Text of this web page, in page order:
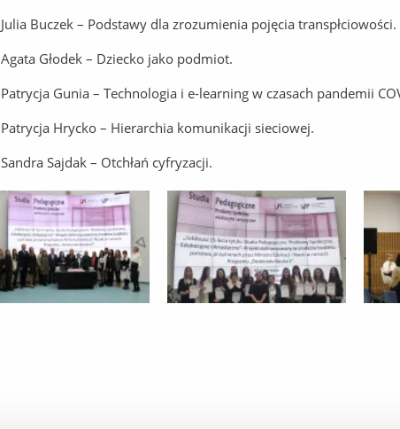
Julia Buczek – Podstawy dla zrozumienia pojęcia transpłciowości.
Agata Głodek – Dziecko jako podmiot.
Patrycja Gunia – Technologia i e-learning w czasach pandemii
Patrycja Hrycko – Hierarchia komunikacji sieciowej.
Sandra Sajdak – Otchłań cyfryzacji.